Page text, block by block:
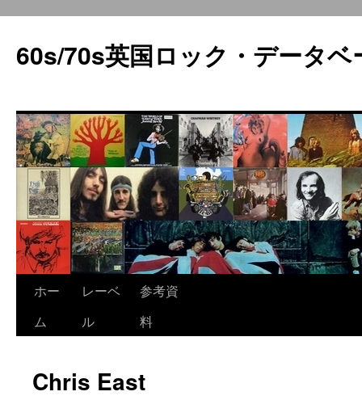
60s/70s英国ロック・データベ
ン
ホー
ム
レーベ
ル
参考資
料
Chris East